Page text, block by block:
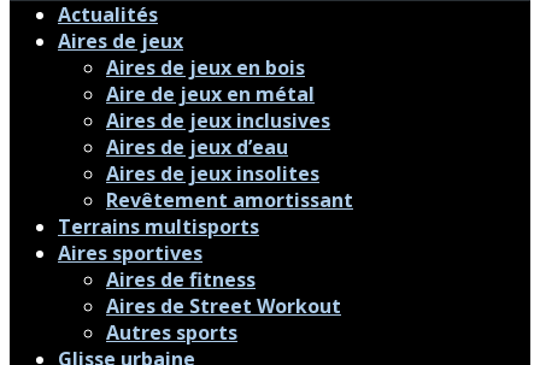
Actualités
Aires de jeux
Aires de jeux en bois
Aire de jeux en métal
Aires de jeux inclusives
Aires de jeux d’eau
Aires de jeux insolites
Revêtement amortissant
Terrains multisports
Aires sportives
Aires de fitness
Aires de Street Workout
Autres sports
Glisse urbaine